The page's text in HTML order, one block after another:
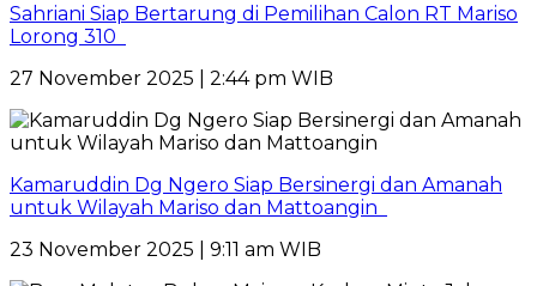
Sahriani Siap Bertarung di Pemilihan Calon RT Mariso
Lorong 310
27 November 2025 | 2:44 pm WIB
Kamaruddin Dg Ngero Siap Bersinergi dan Amanah
untuk Wilayah Mariso dan Mattoangin
23 November 2025 | 9:11 am WIB